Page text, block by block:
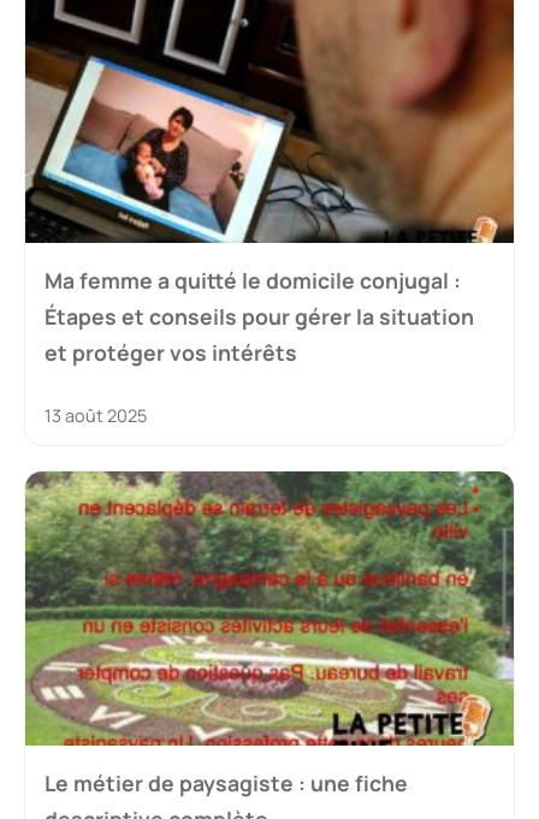
Ma femme a quitté le domicile conjugal :
Étapes et conseils pour gérer la situation
et protéger vos intérêts
13 août 2025
Le métier de paysagiste : une fiche